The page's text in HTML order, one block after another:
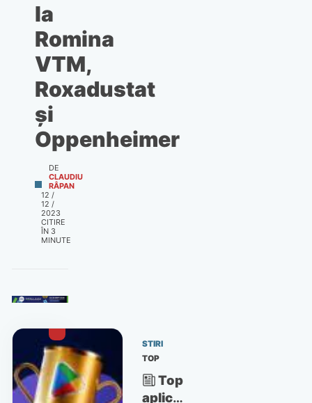
la
Romina
VTM,
Roxadustat
și
Oppenheimer
DE
CLAUDIU
RÂPAN
12 /
12 /
2023
CITIRE
ÎN 3
MINUTE
STIRI
TOP
Top
aplicații